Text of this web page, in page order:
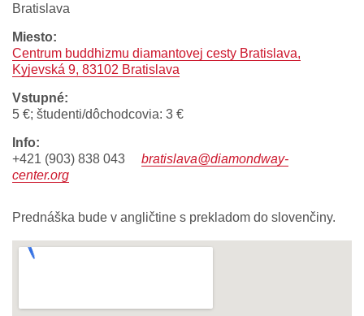
Bratislava
miesto:
Centrum buddhizmu diamantovej cesty Bratislava,
Kyjevská 9, 83102 Bratislava
vstupné:
5 €; študenti/dôchodcovia: 3 €
info:
+421 (903) 838 043
bratislava@diamondway-
center.org
Prednáška bude v angličtine s prekladom do slovenčiny.